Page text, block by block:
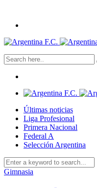
Últimas noticias
Liga Profesional
Primera Nacional
Federal A
Selección Argentina
Gimnasia